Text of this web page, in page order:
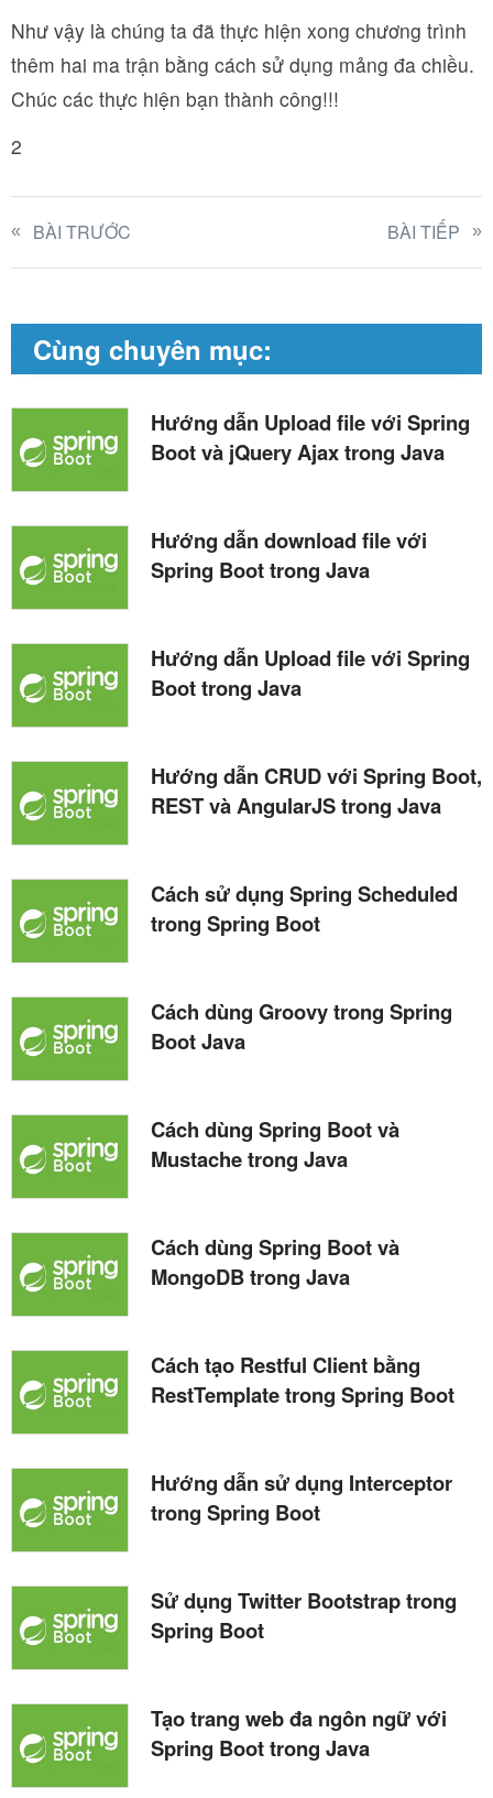
Như vậy là chúng ta đã thực hiện xong chương trình
thêm hai ma trận bằng cách sử dụng mảng đa chiều.
Chúc các thực hiện bạn thành công!!!
2
BÀI TRƯỚC BÀI TIẾP
Cùng chuyên mục:
Hướng dẫn Upload file với Spring
Boot và jQuery Ajax trong Java
Hướng dẫn download file với
Spring Boot trong Java
Hướng dẫn Upload file với Spring
Boot trong Java
Hướng dẫn CRUD với Spring Boot,
REST và AngularJS trong Java
Cách sử dụng Spring Scheduled
trong Spring Boot
Cách dùng Groovy trong Spring
Boot Java
Cách dùng Spring Boot và
Mustache trong Java
Cách dùng Spring Boot và
MongoDB trong Java
Cách tạo Restful Client bằng
RestTemplate trong Spring Boot
Hướng dẫn sử dụng Interceptor
trong Spring Boot
Sử dụng Twitter Bootstrap trong
Spring Boot
Tạo trang web đa ngôn ngữ với
Spring Boot trong Java